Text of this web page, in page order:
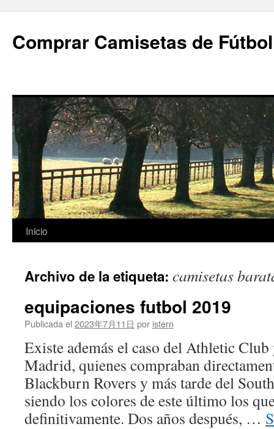
Comprar Camisetas de
Saltar
contenido
Inicio
Archivo de la etiqueta: camisetas
equipaciones futbol 2019
Publicada el 2023年7月11日 por istern
Existe además el caso del Athletic
Madrid, quienes compraban
Blackburn Rovers y más tarde del
siendo los colores de este último los
definitivamente. Dos años después, …